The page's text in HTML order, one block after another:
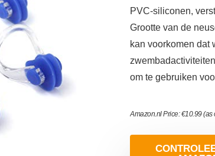
PVC-siliconen,
Grootte van de
kan voorkomen dat
om te gebruiken
Amazon.nl Price:€10.99(as